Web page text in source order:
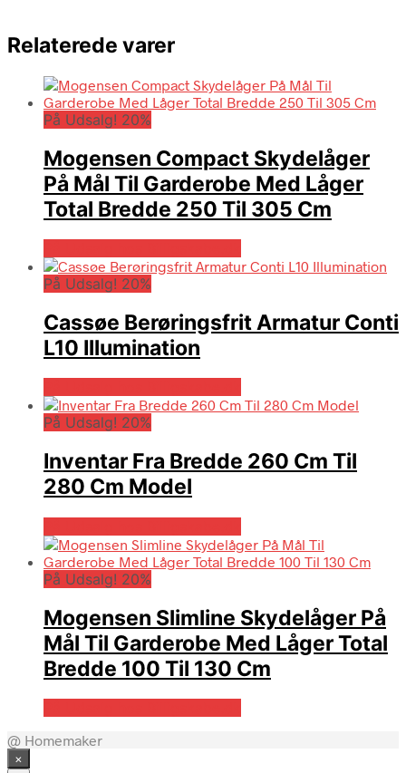
Relaterede varer
På Udsalg! 20%
Mogensen Compact Skydelåger
På Mål Til Garderobe Med Låger
Total Bredde 250 Til 305 Cm
På Udsalg! 20%
Cassøe Berøringsfrit Armatur Conti
L10 Illumination
På Udsalg! 20%
Inventar Fra Bredde 260 Cm Til
280 Cm Model
På Udsalg! 20%
Mogensen Slimline Skydelåger På
Mål Til Garderobe Med Låger Total
Bredde 100 Til 130 Cm
@ Homemaker
×